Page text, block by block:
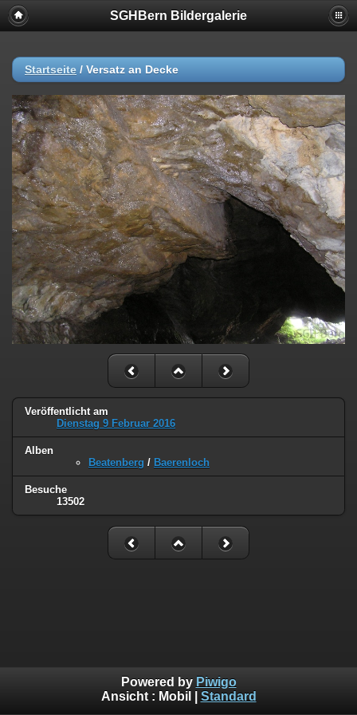
SGHBern Bildergalerie
Startseite / Versatz an Decke
Veröffentlicht am
Dienstag 9 Februar 2016
Alben
Beatenberg / Baerenloch
Besuche
13502
Powered by Piwigo
Ansicht : Mobil Standard